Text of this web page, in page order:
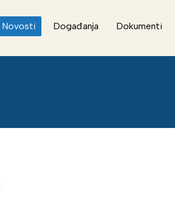
Novosti Događanja Dokumenti